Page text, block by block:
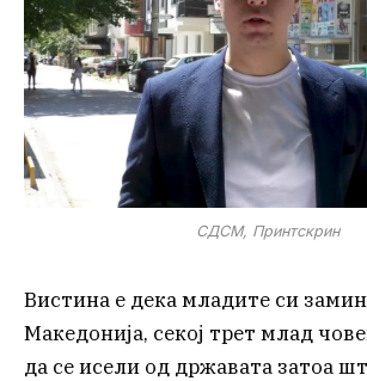
СДСМ, Принтскрин
Вистина е дека младите си
Македонија, секој трет млад
да се исели од државата затоа